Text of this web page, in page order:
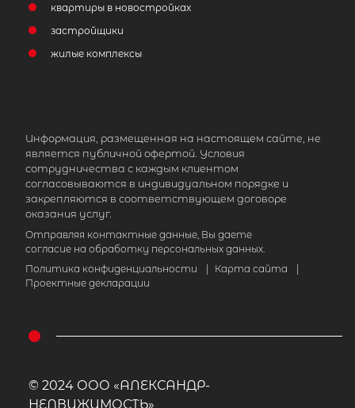
квартиры в новостройках
застройщики
жилые комплексы
Информация, размещенная на настоящем сайте, не
является публичной офертой. Условия
сотрудничества с каждым клиентом
согласовываются в индивидуальном порядке и
закрепляются в соответствующем договоре
оказания услуг.
Отправляя контактные данные, Вы даете
согласие на обработку персональных данных.
Политика конфиденциальности
Карта сайта
Проектные декларации
© 2024 ООО «АЛЕКСАНДР-
НЕДВИЖИМОСТЬ»